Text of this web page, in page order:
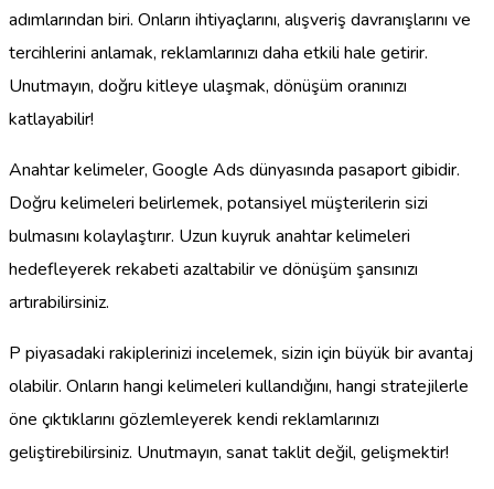
adımlarından biri. Onların ihtiyaçlarını, alışveriş davranışlarını ve
tercihlerini anlamak, reklamlarınızı daha etkili hale getirir.
Unutmayın, doğru kitleye ulaşmak, dönüşüm oranınızı
katlayabilir!
Anahtar kelimeler, Google Ads dünyasında pasaport gibidir.
Doğru kelimeleri belirlemek, potansiyel müşterilerin sizi
bulmasını kolaylaştırır. Uzun kuyruk anahtar kelimeleri
hedefleyerek rekabeti azaltabilir ve dönüşüm şansınızı
artırabilirsiniz.
P piyasadaki rakiplerinizi incelemek, sizin için büyük bir avantaj
olabilir. Onların hangi kelimeleri kullandığını, hangi stratejilerle
öne çıktıklarını gözlemleyerek kendi reklamlarınızı
geliştirebilirsiniz. Unutmayın, sanat taklit değil, gelişmektir!